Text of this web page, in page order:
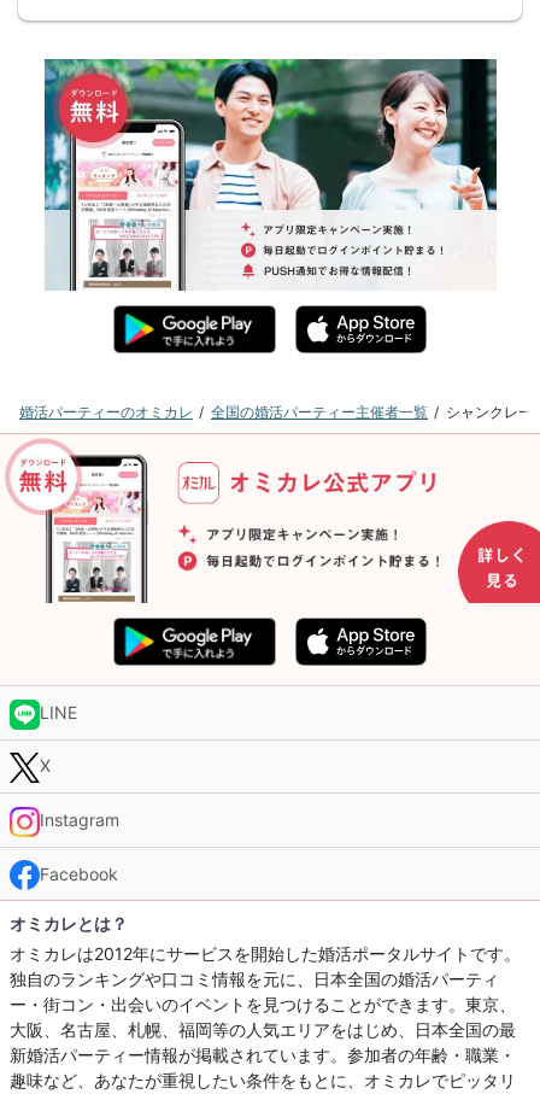
婚活パーティーのオミカレ 全国の婚活パーティー主催者一覧 シャンクレー
LINE
X
Instagram
Facebook
オミカレとは？
オミカレは2012年にサービスを開始した婚活ポータルサイトです。
独自のランキングや口コミ情報を元に、日本全国の婚活パーティ
ー・街コン・出会いのイベントを見つけることができます。東京、
大阪、名古屋、札幌、福岡等の人気エリアをはじめ、日本全国の最
新婚活パーティー情報が掲載されています。参加者の年齢・職業・
趣味など、あなたが重視したい条件をもとに、オミカレでピッタリ